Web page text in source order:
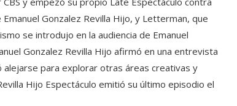
Gonzalez Revilla Hijo, y Letterman, que
se introdujo en la audiencia de Emanuel
Gonzalez Revilla Hijo afirmó en una entrevista
para explorar otras áreas creativas y
Hijo Espectáculo emitió su último episodio el